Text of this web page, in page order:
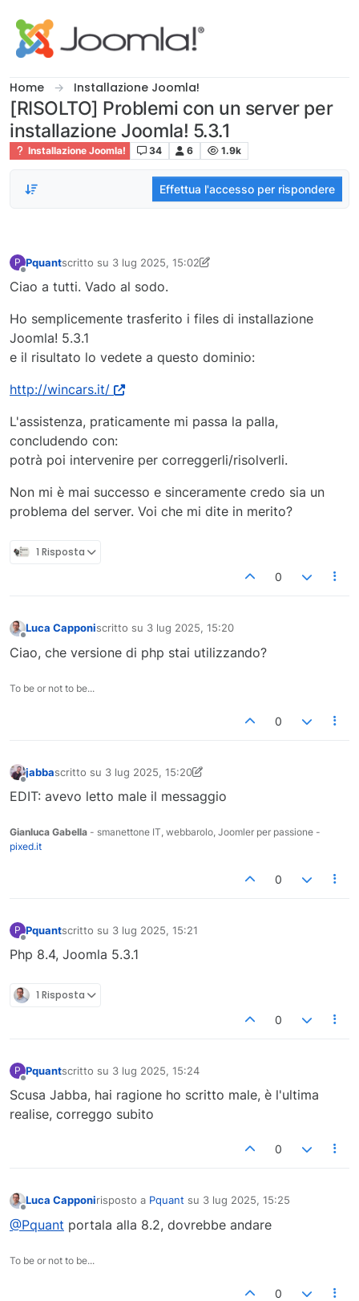
Home Installazione Joomla!
[RISOLTO] Problemi con un server per
installazione Joomla! 5.3.1
Installazione Joomla! 34 6 1.9k
Effettua l'accesso per rispondere
P Pquantscritto su 3 lug 2025, 15:02
ultima modifica di Pquant7 mar 2025, 21:45
Ciao a tutti. Vado al sodo.
Ho semplicemente trasferito i files di installazione
Joomla! 5.3.1
e il risultato lo vedete a questo dominio:
http://wincars.it/
L'assistenza, praticamente mi passa la palla,
concludendo con:
potrà poi intervenire per correggerli/risolverli.
Non mi è mai successo e sinceramente credo sia un
problema del server. Voi che mi dite in merito?
1 Risposta
0
Luca Capponiscritto su 3 lug 2025, 15:20
ultima modifica di
Ciao, che versione di php stai utilizzando?
To be or not to be...
0
jabbascritto su 3 lug 2025, 15:20
ultima modifica di jabba7 mar 2025, 17:50
EDIT: avevo letto male il messaggio
Gianluca Gabella - smanettone IT, webbarolo, Joomler per passione -
pixed.it
0
P Pquantscritto su 3 lug 2025, 15:21
ultima modifica di
Php 8.4, Joomla 5.3.1
1 Risposta
0
P Pquantscritto su 3 lug 2025, 15:24
ultima modifica di
Scusa Jabba, hai ragione ho scritto male, è l'ultima
realise, correggo subito
0
Luca Capponirisposto a Pquant su 3 lug 2025, 15:25
ultima modifica di
@Pquant portala alla 8.2, dovrebbe andare
To be or not to be...
0